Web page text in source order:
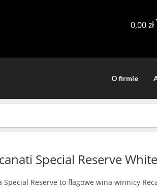
0,00zł
O firmie
Special Reserve
Special Reserve to flagowe wina winnicy